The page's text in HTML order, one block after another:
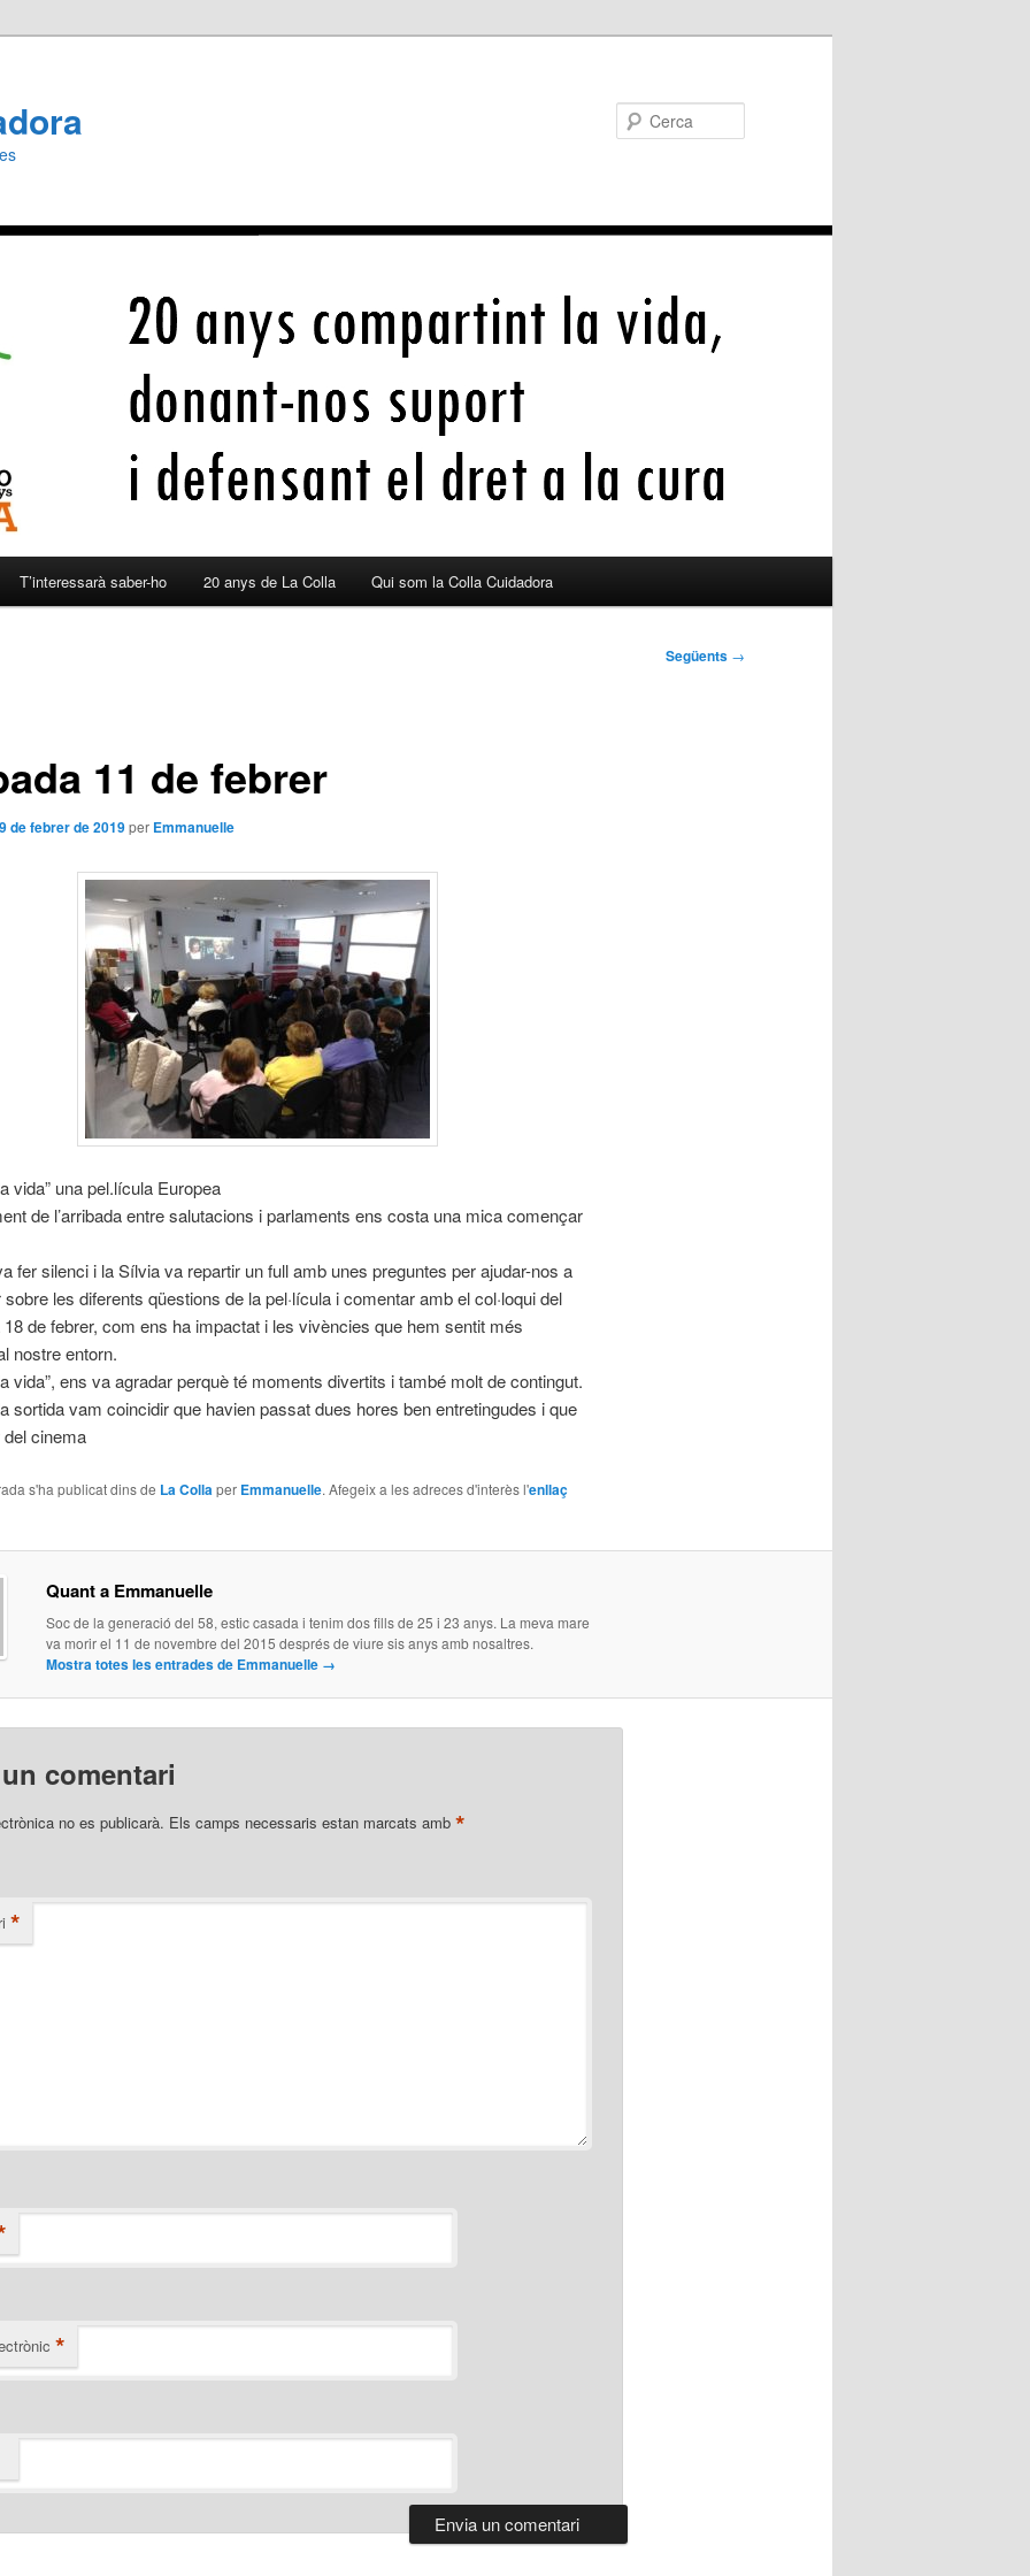
T’interessarà saber-ho 20 anys de La Colla Qui som la Colla Cuidadora
Següents →
11 de febrer
de febrer de 2019per Emmanuelle
vida” una pel.lícula Europea
de l’arribada entre salutacions i parlaments ens costa una mica començar
fer silenci i la Sílvia va repartir un full amb unes preguntes per ajudar-nos a
les diferents qüestions de la pel·lícula i comentar amb el col·loqui del
de febrer, com ens ha impactat i les vivències que hem sentit més
nostre entorn.
vida”, ens va agradar perquè té moments divertits i també molt de contingut.
sortida vam coincidir que havien passat dues hores ben entretingudes i que
cinema
s'ha publicat dins de La Collaper Emmanuelle. Afegeix a les adreces d'interès l'enllaç
Quant a Emmanuelle
Soc de la generació del 58, estic casada i tenim dos fills de 25 i 23 anys. La meva mare
va morir el 11 de novembre del 2015 després de viure sis anys amb nosaltres.
Mostra totes les entrades de Emmanuelle →
comentari
no es publicarà. Els camps necessaris estan marcats amb *
*
*